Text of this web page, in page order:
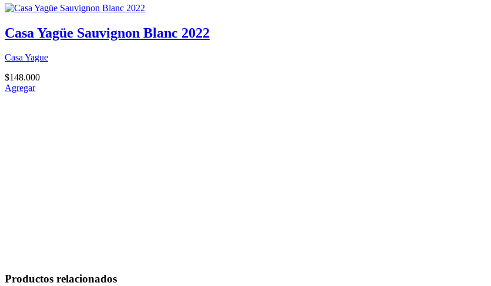
Casa Yagüe Sauvignon Blanc 2022
Casa Yague
$148.000
Agregar
Productos relacionados